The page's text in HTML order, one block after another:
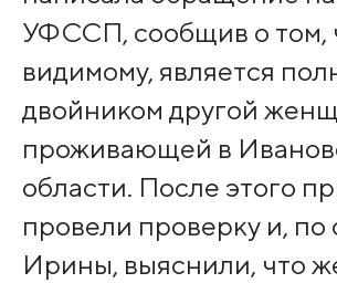
УФССП, сообщив о том,
видимому, является
двойником другой
проживающей в
области. После этого
провели проверку и, по
Ирины, выяснили, что